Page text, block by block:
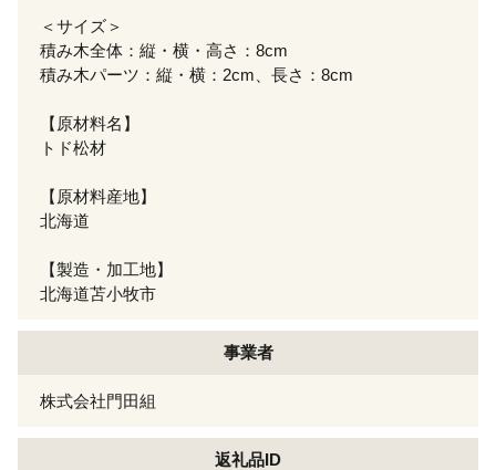
＜サイズ＞
積み木全体：縦・横・高さ：8cm
積み木パーツ：縦・横：2cm、長さ：8cm
【原材料名】
トド松材
【原材料産地】
北海道
【製造・加工地】
北海道苫小牧市
事業者
株式会社門田組
返礼品ID